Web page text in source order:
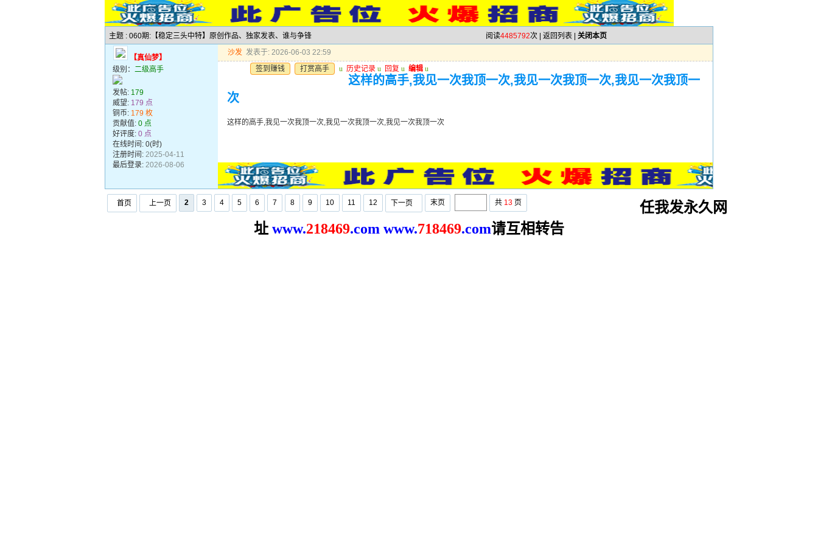
主题 : 060期:【稳定三头中特】原创作品、独家发表、谁与争锋 阅读4485792次 | 返回列表 关闭本页
【真仙梦】
级别： 二级高手
发帖: 179
威望: 179 点
铜币: 179 枚
贡献值: 0 点
好评度: 0 点
在线时间: 0(时)
注册时间: 2025-04-11
最后登录: 2026-08-06
沙发 发表于: 2026-06-03 22:59
签到赚钱
打赏高手 u 历史记录 u 回复 u 编辑 u
这样的高手,我见一次我顶一次,我见一次我顶一次,我见一次我顶一
次
这样的高手,我见一次我顶一次,我见一次我顶一次,我见一次我顶一次
首页 上一页 2 3 4 5 6 7 8 9 10 11 12 下一页 末页 共 13 页
任我发永久网
址 www.218469.com www.718469.com请互相转告